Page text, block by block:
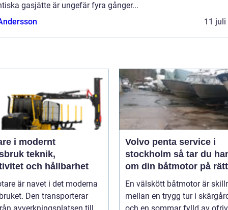
gasjätte är ungefär fyra gånger...
11 juli
i modernt
teknik,
och hållbarhet
är navet i det moderna
Den transporterar
Volvo penta service i
stockholm så tar du hand
om din båtmotor på
En välskött båtmotor är
mellan en trygg tur i